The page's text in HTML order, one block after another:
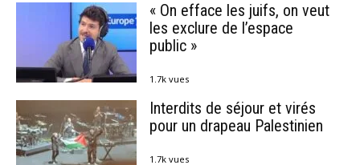
« On efface les juifs, on veut
les exclure de l’espace
public »
1.7k vues
Interdits de séjour et virés
pour un drapeau Palestinien
1.7k vues